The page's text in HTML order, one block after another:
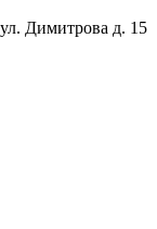
ул. Димитрова д. 15